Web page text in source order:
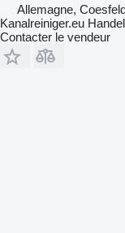
Allemagne,
Kanalreiniger.eu
Contacter le vendeur